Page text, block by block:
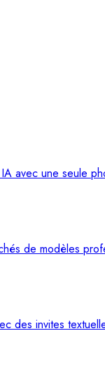
avec une seule
de modèles
des invites